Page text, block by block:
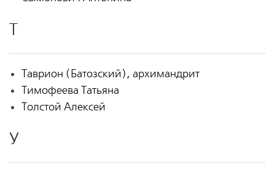
Т
Таврион (Батозский), архимандрит
Тимофеева Татьяна
Толстой Алексей
У